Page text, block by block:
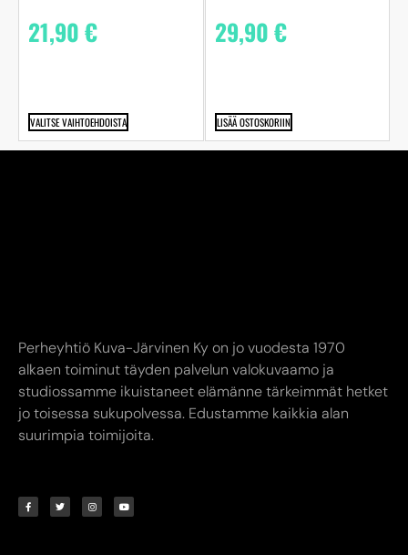
21,90€
VALITSE VAIHTOEHDOISTA
29,90€
LISÄÄ OSTOSKORIIN
Perheyhtiö Kuva-Järvinen Ky on jo vuodesta 1970
alkaen toiminut täyden palvelun valokuvaamo ja
studiossamme ikuistaneet elämänne tärkeimmät hetket
jo toisessa sukupolvessa. Edustamme kaikkia alan
suurimpia toimijoita.